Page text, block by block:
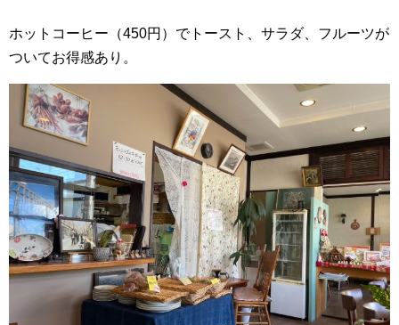
ホットコーヒー（450円）でトースト、サラダ、フルーツが
ついてお得感あり。